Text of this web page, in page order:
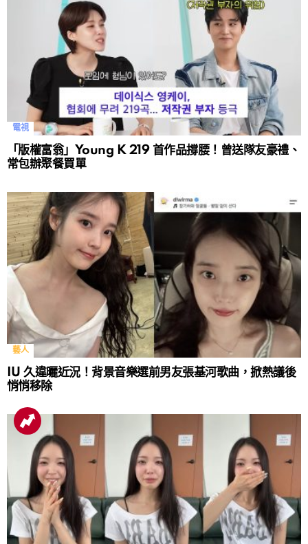
電視
「版權富翁」Young K 219 首作品撐腰！曾送隊友豪禮、
常包辦聚餐買單
藝人
IU 久違曬近況！背景音樂選前男友張基河歌曲，掀熱議後
悄悄移除